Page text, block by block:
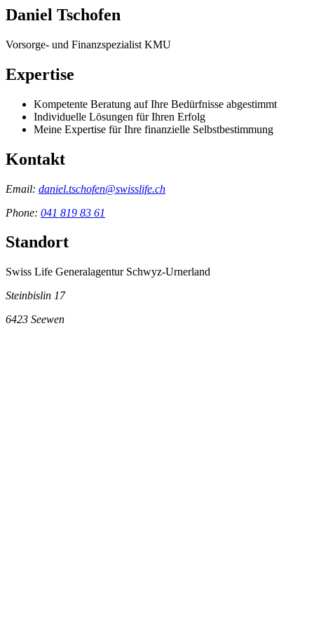
Daniel Tschofen
Vorsorge- und Finanzspezialist KMU
Expertise
Kompetente Beratung auf Ihre Bedürfnisse abgestimmt
Individuelle Lösungen für Ihren Erfolg
Meine Expertise für Ihre finanzielle Selbstbestimmung
Kontakt
Email: daniel.tschofen@swisslife.ch
Phone: 041 819 83 61
Standort
Swiss Life Generalagentur Schwyz-Urnerland
Steinbislin 17
6423 Seewen